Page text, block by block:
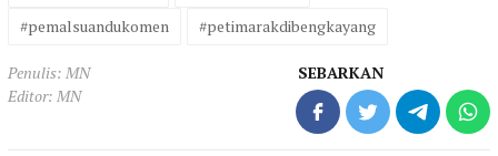
#pemalsuandukomen
#petimarakdibengkayang
Penulis: MN
Editor: MN
SEBARKAN